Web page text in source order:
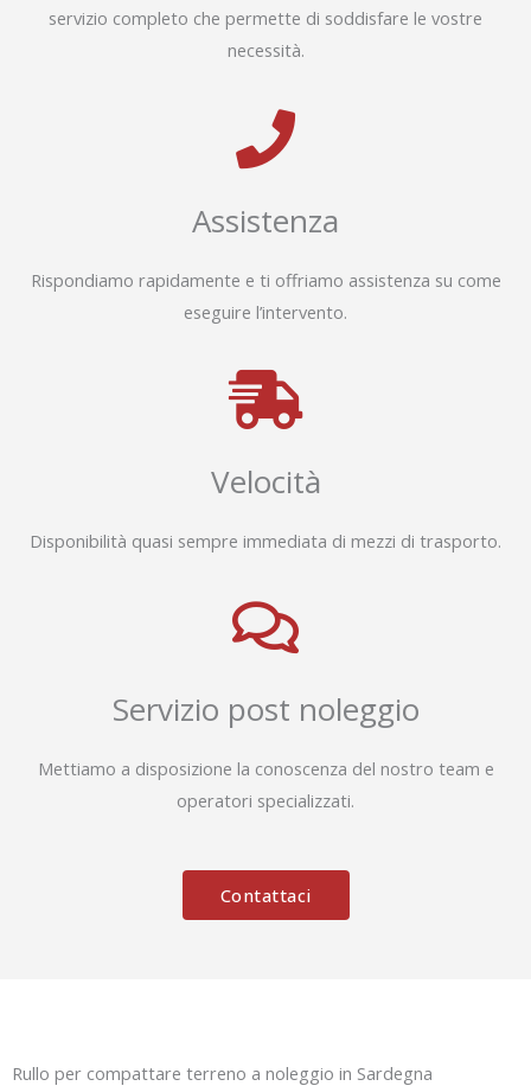
servizio completo che permette di soddisfare le vostre
necessità.
Assistenza
Rispondiamo rapidamente e ti offriamo assistenza su come
eseguire l’intervento.
Velocità
Disponibilità quasi sempre immediata di mezzi di trasporto.
Servizio post noleggio
Mettiamo a disposizione la conoscenza del nostro team e
operatori specializzati.
Contattaci
Rullo per compattare terreno a noleggio in Sardegna